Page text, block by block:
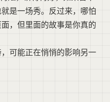
是一场秀。反过来，哪怕
，但里面的故事是你真的
可能正在悄悄的影响另一